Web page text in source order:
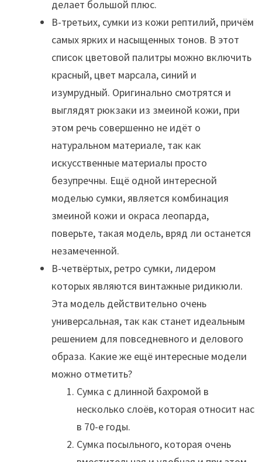
делает большой плюс.
В-третьих, сумки из кожи рептилий, причём
самых ярких и насыщенных тонов. В этот
список цветовой палитры можно включить
красный, цвет марсала, синий и
изумрудный. Оригинально смотрятся и
выглядят рюкзаки из змеиной кожи, при
этом речь совершенно не идёт о
натуральном материале, так как
искусственные материалы просто
безупречны. Ещё одной интересной
моделью сумки, является комбинация
змеиной кожи и окраса леопарда,
поверьте, такая модель, вряд ли останется
незамеченной.
В-четвёртых, ретро сумки, лидером
которых являются винтажные ридикюли.
Эта модель действительно очень
универсальная, так как станет идеальным
решением для повседневного и делового
образа. Какие же ещё интересные модели
можно отметить?
Сумка с длинной бахромой в
несколько слоёв, которая относит нас
в 70-е годы.
Сумка посыльного, которая очень